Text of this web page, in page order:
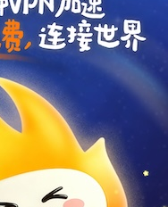
支持[0] 反对
支持
支持 反对 [0]